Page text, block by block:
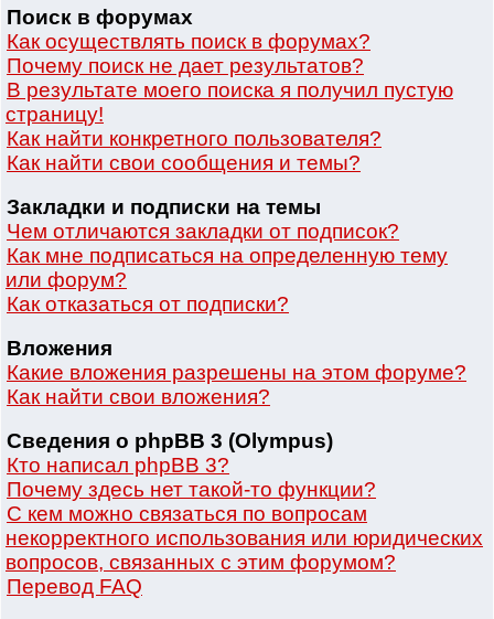
Поиск в форумах
Как осуществлять поиск в форумах?
Почему поиск не дает результатов?
В результате моего поиска я получил пустую
страницу!
Как найти конкретного пользователя?
Как найти свои сообщения и темы?
Закладки и подписки на темы
Чем отличаются закладки от подписок?
Как мне подписаться на определенную тему
или форум?
Как отказаться от подписки?
Вложения
Какие вложения разрешены на этом форуме?
Как найти свои вложения?
Сведения о phpBB 3 (Olympus)
Кто написал phpBB 3?
Почему здесь нет такой-то функции?
С кем можно связаться по вопросам
некорректного использования или юридических
вопросов, связанных с этим форумом?
Перевод FAQ